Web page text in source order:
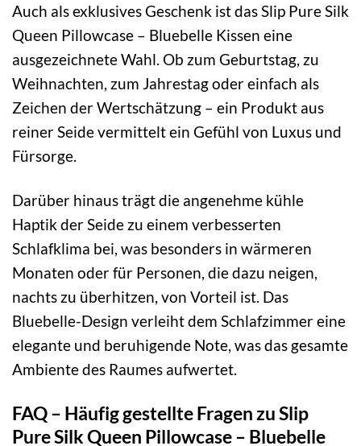
Auch als exklusives Geschenk ist das Slip Pure Silk
Queen Pillowcase – Bluebelle Kissen eine
ausgezeichnete Wahl. Ob zum Geburtstag, zu
Weihnachten, zum Jahrestag oder einfach als
Zeichen der Wertschätzung – ein Produkt aus
reiner Seide vermittelt ein Gefühl von Luxus und
Fürsorge.
Darüber hinaus trägt die angenehme kühle
Haptik der Seide zu einem verbesserten
Schlafklima bei, was besonders in wärmeren
Monaten oder für Personen, die dazu neigen,
nachts zu überhitzen, von Vorteil ist. Das
Bluebelle-Design verleiht dem Schlafzimmer eine
elegante und beruhigende Note, was das gesamte
Ambiente des Raumes aufwertet.
FAQ – Häufig gestellte Fragen zu Slip
Pure Silk Queen Pillowcase – Bluebelle